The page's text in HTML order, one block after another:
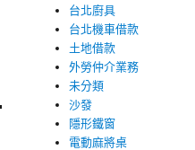
台北廚具
台北機車借款
土地借款
外勞仲介業務
未分類
沙發
隱形鐵窗
電動麻將桌